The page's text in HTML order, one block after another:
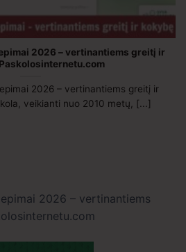
2026 – vertinantiems greitį ir
2026 – vertinantiems greitį ir
veikianti nuo 2010 metų, [...]
2026 – vertinantiems